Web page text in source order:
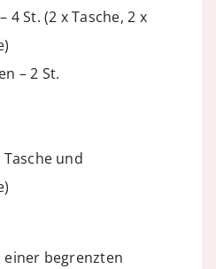
4 St. (2 x Tasche, 2 x
– 2 St.
und
begrenzten